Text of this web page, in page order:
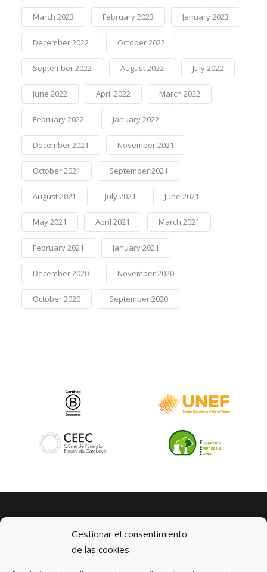
Gestionar el consentimiento
de las cookies
March 2023 February 2023 January 2023
December 2022 October 2022
September 2022 August 2022 July 2022
June 2022 April 2022 March 2022
February 2022 January 2022
December 2021 November 2021
October 2021 September 2021
August 2021 July 2021 June 2021
May 2021 April 2021 March 2021
February 2021 January 2021
December 2020 November 2020
October 2020 September 2020